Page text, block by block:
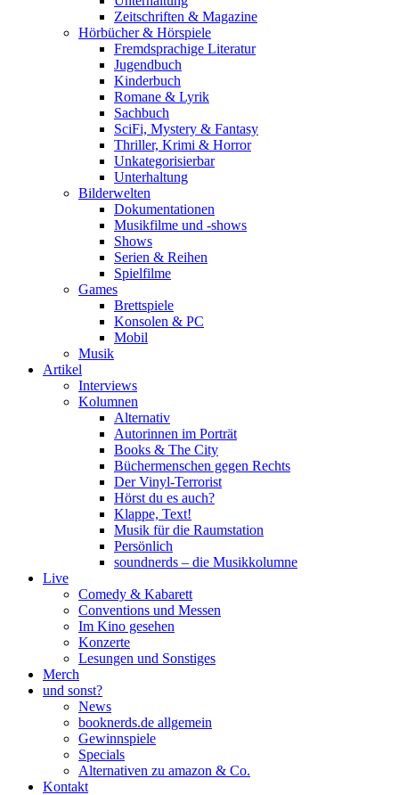
Zeitschriften & Magazine
Hörbücher & Hörspiele
Fremdsprachige Literatur
Jugendbuch
Kinderbuch
Romane & Lyrik
Sachbuch
SciFi, Mystery & Fantasy
Thriller, Krimi & Horror
Unkategorisierbar
Unterhaltung
Bilderwelten
Dokumentationen
Musikfilme und -shows
Shows
Serien & Reihen
Spielfilme
Games
Brettspiele
Konsolen & PC
Mobil
Musik
Artikel
Interviews
Kolumnen
Alternativ
Autorinnen im Porträt
Books & The City
Büchermenschen gegen Rechts
Der Vinyl-Terrorist
Hörst du es auch?
Klappe, Text!
Musik für die Raumstation
Persönlich
soundnerds – die Musikkolumne
Live
Comedy & Kabarett
Conventions und Messen
Im Kino gesehen
Konzerte
Lesungen und Sonstiges
Merch
und sonst?
News
booknerds.de allgemein
Gewinnspiele
Specials
Alternativen zu amazon & Co.
Kontakt